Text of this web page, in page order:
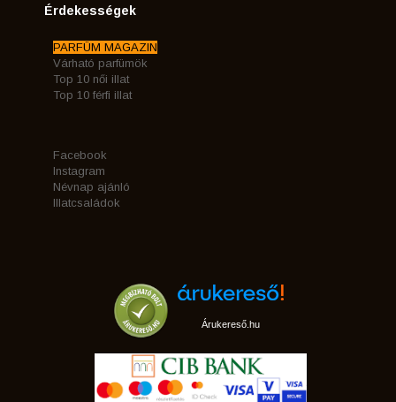
Érdekességek
PARFÜM MAGAZIN
Várható parfümök
Top 10 női illat
Top 10 férfi illat
Facebook
Instagram
Névnap ajánló
Illatcsaládok
Árukereső.hu